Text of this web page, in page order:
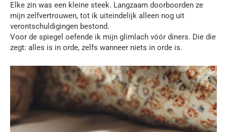
Elke zin was een kleine steek. Langzaam doorboorden ze
mijn zelfvertrouwen, tot ik uiteindelijk alleen nog uit
verontschuldigingen bestond.
Voor de spiegel oefende ik mijn glimlach vóór diners. Die die
zegt: alles is in orde, zelfs wanneer niets in orde is.